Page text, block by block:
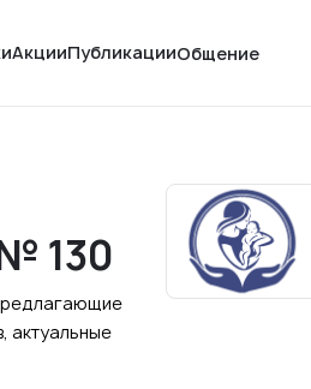
АкцииПубликацииОбщение
130
актуальные